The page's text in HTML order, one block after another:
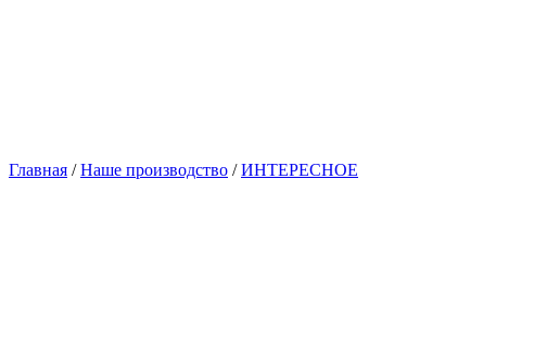
Главная /Наше производство /ИНТЕРЕСНОЕ